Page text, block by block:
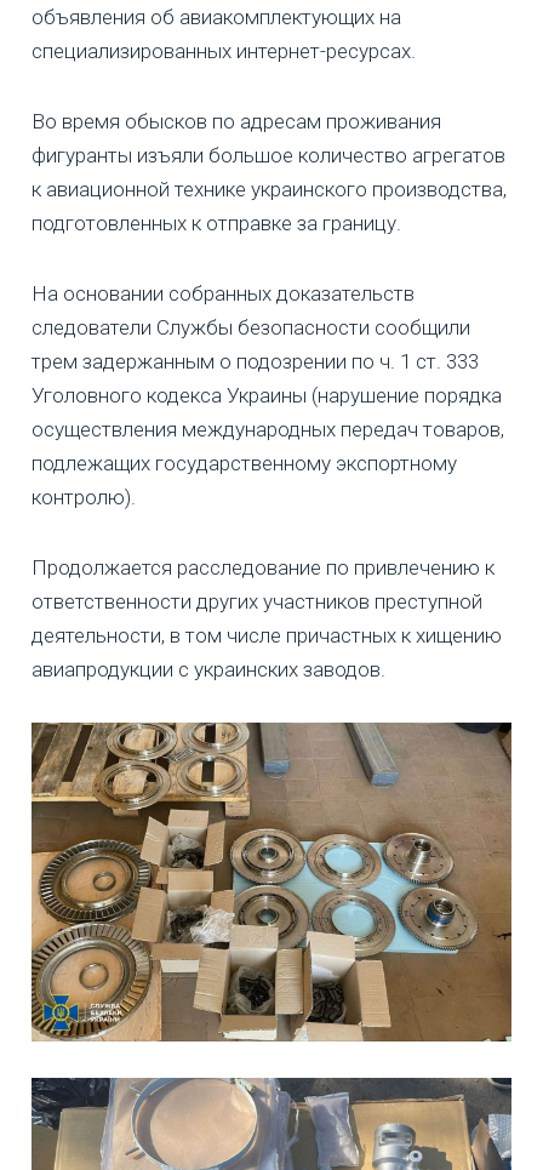
объявления об авиакомплектующих на
специализированных интернет-ресурсах.
Во время обысков по адресам проживания
фигуранты изъяли большое количество агрегатов
к авиационной технике украинского производства,
подготовленных к отправке за границу.
На основании собранных доказательств
следователи Службы безопасности сообщили
трем задержанным о подозрении по ч. 1 ст. 333
Уголовного кодекса Украины (нарушение порядка
осуществления международных передач товаров,
подлежащих государственному экспортному
контролю).
Продолжается расследование по привлечению к
ответственности других участников преступной
деятельности, в том числе причастных к хищению
авиапродукции с украинских заводов.